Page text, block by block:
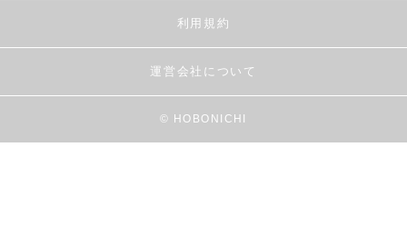
利用規約
運営会社について
© HOBONICHI